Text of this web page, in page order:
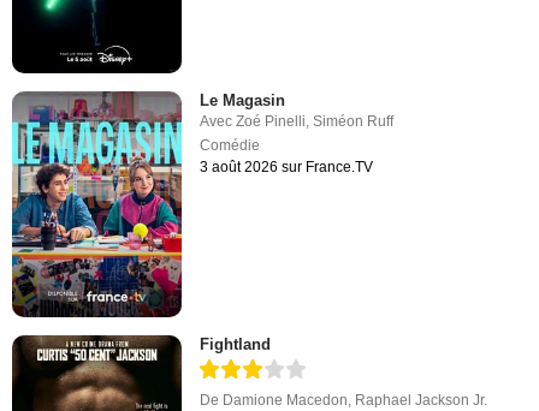
Le Magasin
AvecZoé Pinelli,Siméon Ruff
Comédie
3 août 2026 sur France.TV
Fightland
De Damione Macedon, Raphael Jackson Jr.